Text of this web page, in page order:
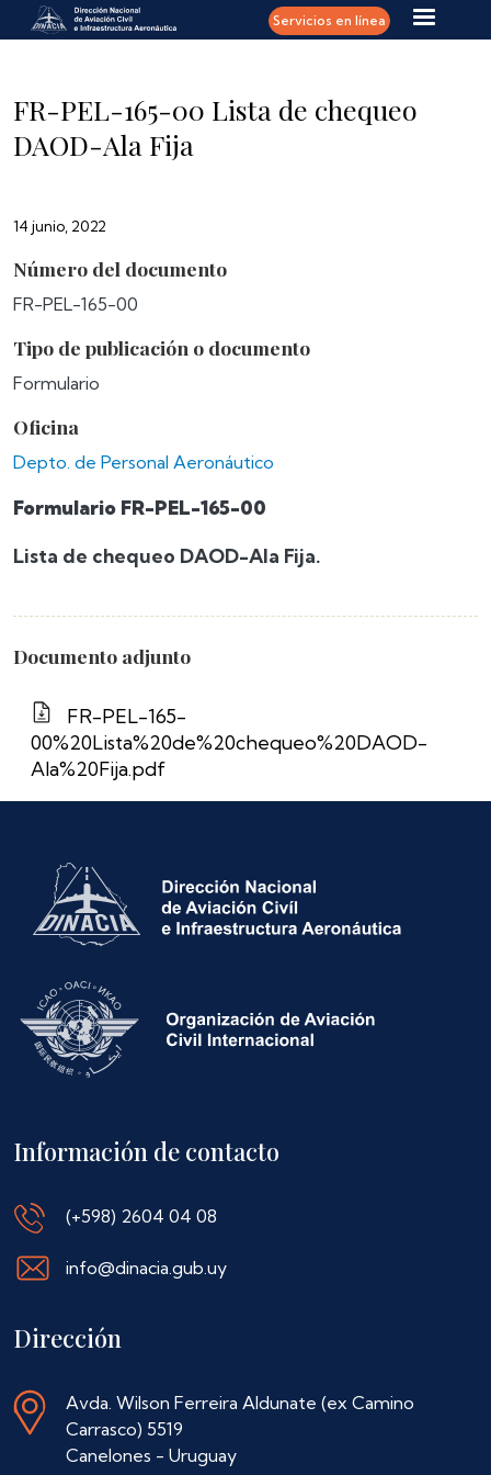
Pasar al contenido principal Servicios en línea
FR-PEL-165-00 Lista de chequeo
DAOD-Ala Fija
14 junio, 2022
Número del documento
FR-PEL-165-00
Tipo de publicación o documento
Formulario
Oficina
Depto. de Personal Aeronáutico
Formulario FR-PEL-165-00
Lista de chequeo DAOD-Ala Fija.
Documento adjunto
FR-PEL-165-
00%20Lista%20de%20chequeo%20DAOD-
Ala%20Fija.pdf
Información de contacto
(+598) 2604 04 08
info@dinacia.gub.uy
Dirección
Avda. Wilson Ferreira Aldunate (ex Camino
Carrasco) 5519
Canelones - Uruguay